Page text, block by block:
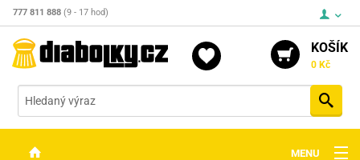
777 811 888 (9 - 17 hod)
KOŠÍK
0 Kč
MENU